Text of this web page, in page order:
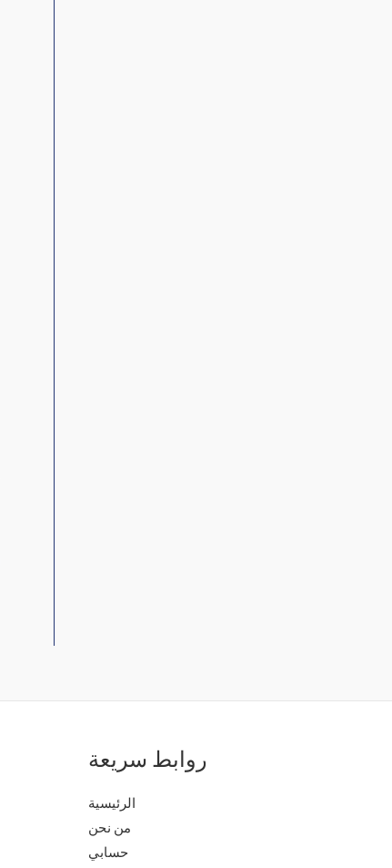
روابط سريعة
الرئيسية
من نحن
حسابي